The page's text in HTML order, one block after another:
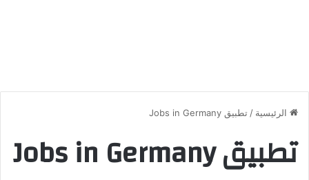
الرئيسية / تطبيق Jobs in Germany
تطبيق Jobs in Germany